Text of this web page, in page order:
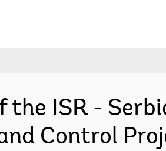
the ISR -
Control